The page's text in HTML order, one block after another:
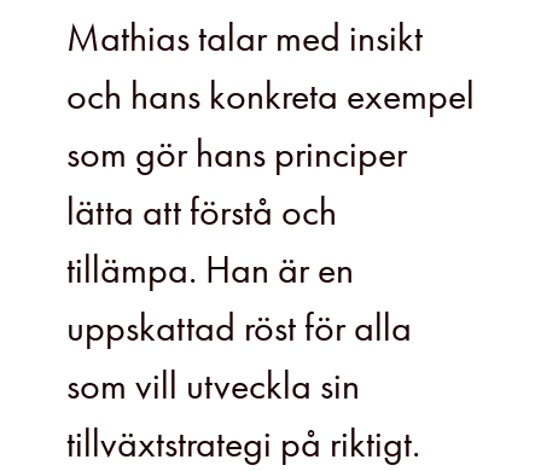
Mathias talar med insikt
och hans konkreta exempel
som gör hans principer
lätta att förstå och
tillämpa. Han är en
uppskattad röst för alla
som vill utveckla sin
tillväxtstrategi på riktigt.